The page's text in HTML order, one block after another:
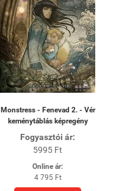
Monstress - Fenevad 2. - Vér
keménytáblás képregény
Fogyasztói ár:
5995 Ft
Online ár:
4 795 Ft